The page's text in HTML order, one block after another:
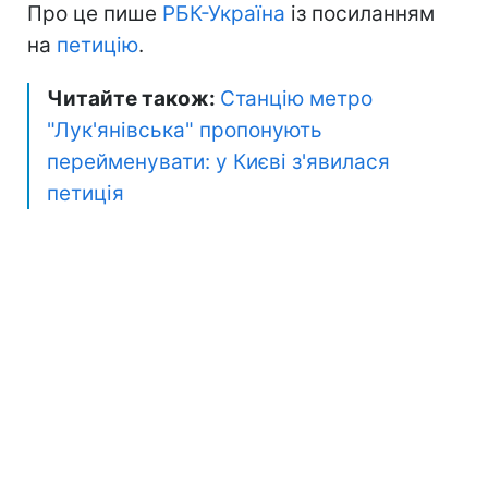
Про це пише РБК-Україна із посиланням
на петицію.
Читайте також: Станцію метро
"Лук'янівська" пропонують
перейменувати: у Києві з'явилася
петиція